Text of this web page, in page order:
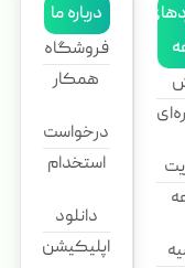
درباره ما
فروشگاه
همکار
درخواست
استخدام
دانلود
اپلیکیشن